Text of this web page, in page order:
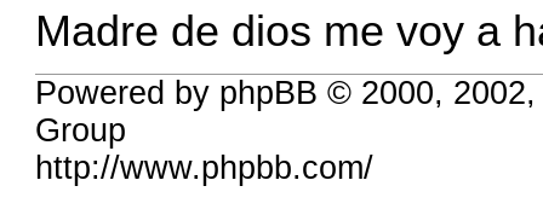
Madre de dios me voy a
Powered by phpBB © 2000,
Group
http://www.phpbb.com/